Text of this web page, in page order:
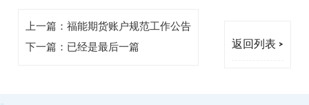
上一篇：福能期货账户规范工作公告
下一篇：已经是最后一篇
返回列表 >